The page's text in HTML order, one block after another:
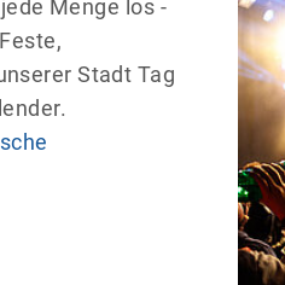
Menge los -
Stadt Tag